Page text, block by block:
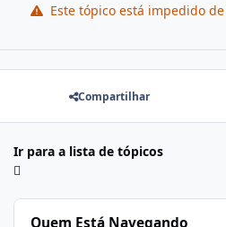
Este tópico está impedido
Compartilhar
Ir para a lista de tópicos